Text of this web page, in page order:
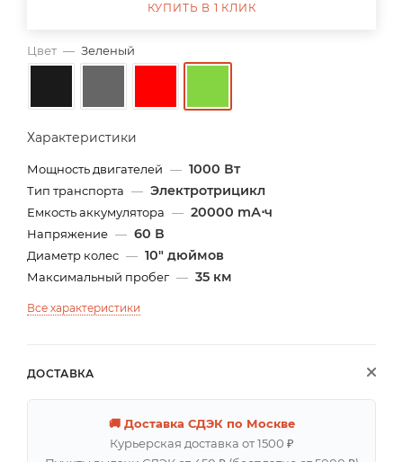
Цвет — Зеленый
Характеристики
Мощность двигателей — 1000 Вт
Тип транспорта — Электротрицикл
Емкость аккумулятора — 20000 mА⋅ч
Напряжение — 60 В
Диаметр колес — 10" дюймов
Максимальный пробег — 35 км
Все характеристики
ДОСТАВКА
🚚 Доставка СДЭК по Москве
Курьерская доставка от 1500 ₽
КУПИТЬ В 1 КЛИК